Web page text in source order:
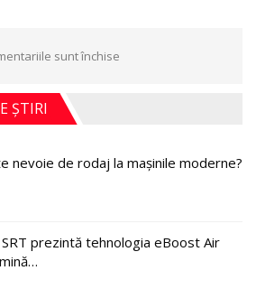
sunt închise
ȘTIRI
nevoie de rodaj la mașinile moderne?
prezintă tehnologia eBoost Air